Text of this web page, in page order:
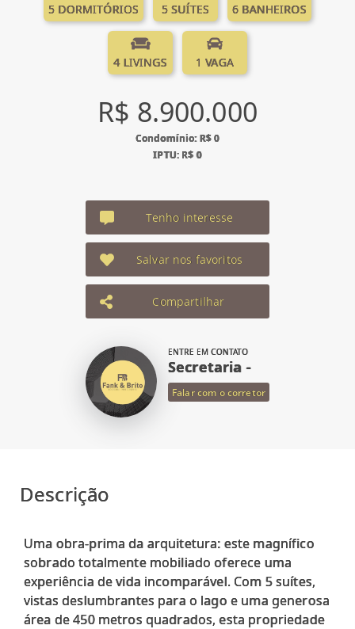
5 DORMITÓRIOS 5 SUÍTES 6 BANHEIROS
4 LIVINGS 1 VAGA
R$ 8.900.000
Condomínio: R$ 0
IPTU: R$ 0
Tenho interesse
Salvar nos favoritos
Compartilhar
ENTRE EM CONTATO
Secretaria -
Falar com o corretor
Descrição
Uma obra-prima da arquitetura: este magnífico
sobrado totalmente mobiliado oferece uma
experiência de vida incomparável. Com 5 suítes,
vistas deslumbrantes para o lago e uma generosa
área de 450 metros quadrados, esta propriedade